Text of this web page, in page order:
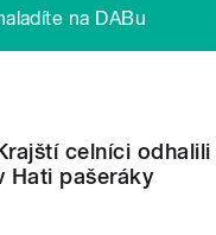
na DABu
celníci odhalili
Hati pašeráky